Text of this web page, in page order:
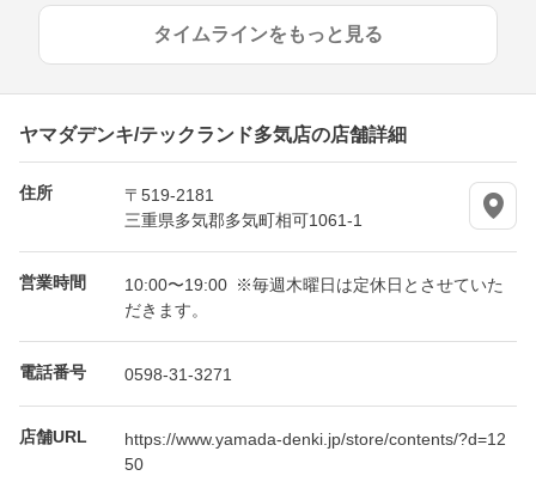
タイムラインをもっと見る
ヤマダデンキ/テックランド多気店の店舗詳細
住所
〒519-2181
三重県多気郡多気町相可1061-1
営業時間
10:00〜19:00 ※毎週木曜日は定休日とさせていた
だきます。
電話番号 0598-31-3271
店舗URL
https://www.yamada-denki.jp/store/contents/?d=12
50